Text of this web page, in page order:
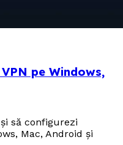
pe Windows,
să configurezi
Mac, Android și